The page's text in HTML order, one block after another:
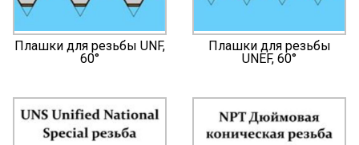
Плашки для резьбы UNF,
60°
Плашки для резьбы
UNEF, 60°